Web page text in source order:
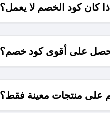
كان كود الخصم لا يعمل؟
على أقوى كود خصم؟
على منتجات معينة فقط؟